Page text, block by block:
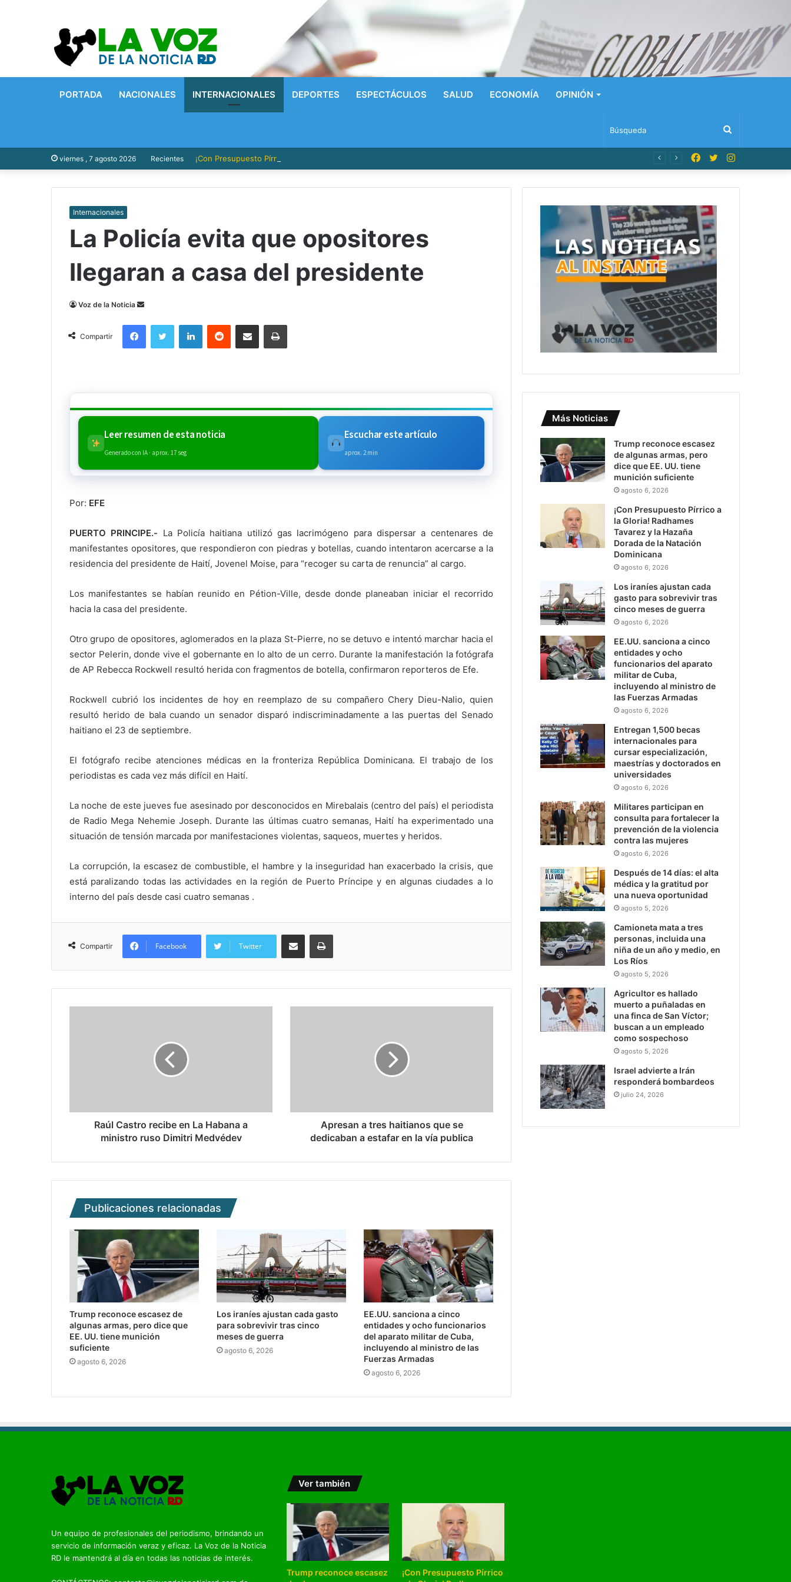
PORTADA NACIONALES INTERNACIONALES DEPORTES ESPECTÁCULOS SALUD ECONOMÍA OPINIÓN
Búsqueda
viernes , 7 agosto 2026 Recientes ¡Con Presupuesto Pírrico a la Gloria! Radhames Tavarez y la Hazaña Dorada de la Natación Dominicana Instagram
Twitter
Facebook
Internacionales
La Policía evita que opositores
llegaran a casa del presidente
Voz de la Noticia
Send
email
Compartir
FacebookTwitter LinkedInReddit Compartir via Email Imprimi
Leer resumen de esta noticia
Generado con IA · aprox. 17 seg
Escuchar este artículo
aprox. 2 min
Por: EFE
PUERTO PRINCIPE.- La Policía haitiana utilizó gas lacrimógeno para dispersar a centenares de
manifestantes opositores, que respondieron con piedras y botellas, cuando intentaron acercarse a la
residencia del presidente de Haití, Jovenel Moise, para “recoger su carta de renuncia” al cargo.
Los manifestantes se habían reunido en Pétion-Ville, desde donde planeaban iniciar el recorrido
hacia la casa del presidente.
Otro grupo de opositores, aglomerados en la plaza St-Pierre, no se detuvo e intentó marchar hacia el
sector Pelerin, donde vive el gobernante en lo alto de un cerro. Durante la manifestación la fotógrafa
de AP Rebecca Rockwell resultó herida con fragmentos de botella, confirmaron reporteros de Efe.
Rockwell cubrió los incidentes de hoy en reemplazo de su compañero Chery Dieu-Nalio, quien
resultó herido de bala cuando un senador disparó indiscriminadamente a las puertas del Senado
haitiano el 23 de septiembre.
El fotógrafo recibe atenciones médicas en la fronteriza República Dominicana. El trabajo de los
periodistas es cada vez más difícil en Haití.
La noche de este jueves fue asesinado por desconocidos en Mirebalais (centro del país) el periodista
de Radio Mega Nehemie Joseph. Durante las últimas cuatro semanas, Haití ha experimentado una
situación de tensión marcada por manifestaciones violentas, saqueos, muertes y heridos.
La corrupción, la escasez de combustible, el hambre y la inseguridad han exacerbado la crisis, que
está paralizando todas las actividades en la región de Puerto Príncipe y en algunas ciudades a lo
interno del país desde casi cuatro semanas .
Compartir Facebook Twitter
Compartir via Email Imprimi
Raúl Castro recibe en La Habana a
ministro ruso Dimitri Medvédev
Apresan a tres haitianos que se
dedicaban a estafar en la vía publica
Publicaciones relacionadas
Trump reconoce escasez de
algunas armas, pero dice que
EE. UU. tiene munición
suficiente
agosto 6, 2026
Los iraníes ajustan cada gasto
para sobrevivir tras cinco
meses de guerra
agosto 6, 2026
EE.UU. sanciona a cinco
entidades y ocho funcionarios
del aparato militar de Cuba,
incluyendo al ministro de las
Fuerzas Armadas
agosto 6, 2026
Más Noticias
Trump reconoce escasez
de algunas armas, pero
dice que EE. UU. tiene
munición suficiente
agosto 6, 2026
¡Con Presupuesto Pírrico a
la Gloria! Radhames
Tavarez y la Hazaña
Dorada de la Natación
Dominicana
agosto 6, 2026
Los iraníes ajustan cada
gasto para sobrevivir tras
cinco meses de guerra
agosto 6, 2026
EE.UU. sanciona a cinco
entidades y ocho
funcionarios del aparato
militar de Cuba,
incluyendo al ministro de
las Fuerzas Armadas
agosto 6, 2026
Entregan 1,500 becas
internacionales para
cursar especialización,
maestrías y doctorados en
universidades
agosto 6, 2026
Militares participan en
consulta para fortalecer la
prevención de la violencia
contra las mujeres
agosto 6, 2026
Después de 14 días: el alta
médica y la gratitud por
una nueva oportunidad
agosto 5, 2026
Camioneta mata a tres
personas, incluida una
niña de un año y medio, en
Los Ríos
agosto 5, 2026
Agricultor es hallado
muerto a puñaladas en
una finca de San Víctor;
buscan a un empleado
como sospechoso
agosto 5, 2026
Israel advierte a Irán
responderá bombardeos
julio 24, 2026
Un equipo de profesionales del periodismo, brindando un
servicio de información veraz y eficaz. La Voz de la Noticia
RD le mantendrá al día en todas las noticias de interés.
Ver también
Trump reconoce escasez
¡Con Presupuesto Pírrico